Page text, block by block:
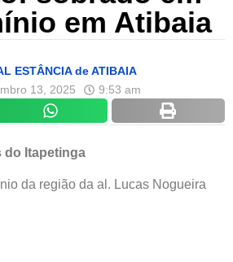
em Atibaia
ESTÂNCIA de ATIBAIA
13, 2025
9:53 am
do Itapetinga
da região da al. Lucas Nogueira